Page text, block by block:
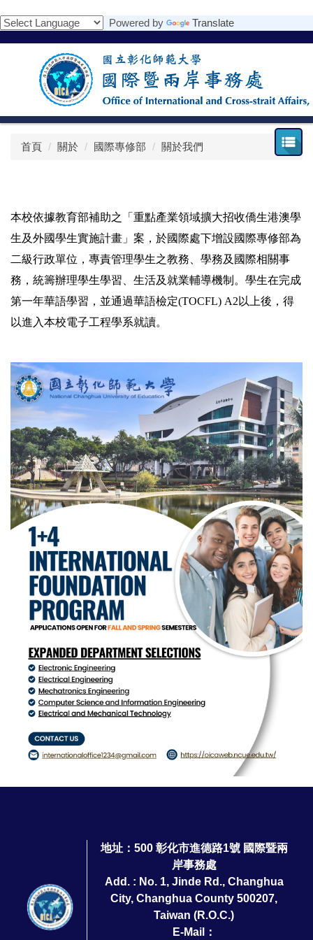
到
主
Powered by Translate
首頁 關於 國際專修部 關於我們
本校依據教育部補助之「重點產業領域擴大招收僑生港澳學
生及外國學生實施計畫」案，於國際處下增設國際專修部為
二級行政單位，專責管理學生之教務、學務及國際相關事
務，統籌辦理學生學習、生活及就業輔導機制。學生在完成
第一年華語學習，並通過華語檢定(TOCFL) A2以上後，得
以進入本校電子工程學系就讀。
地址：500 彰化市進德路1號 國際暨兩
岸事務處
Add. : No. 1, Jinde Rd., Changhua
City, Changhua County 500207,
Taiwan (R.O.C.)
E-Mail：